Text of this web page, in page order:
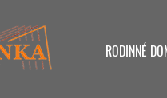
RODINNÉ